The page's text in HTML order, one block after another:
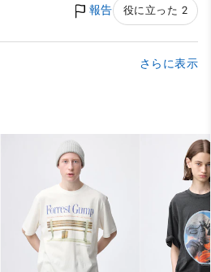
報告 役に立った 2
さらに表示